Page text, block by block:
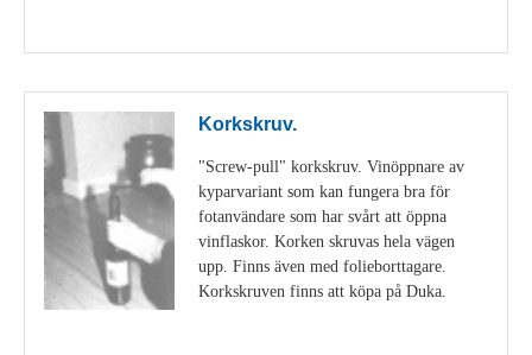
Korkskruv.
"Screw-pull" korkskruv. Vinöppnare av
kyparvariant som kan fungera bra för
fotanvändare som har svårt att öppna
vinflaskor. Korken skruvas hela vägen
upp. Finns även med folieborttagare.
Korkskruven finns att köpa på Duka.